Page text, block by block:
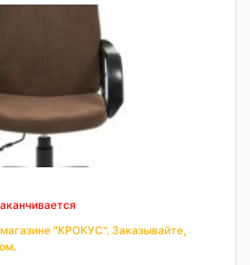
"КРОКУС". Заказывайте,